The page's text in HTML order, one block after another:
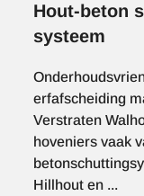
Hout-beton
systeem
erfafscheiding
Verstraten
hoveniers vaak
Hillhout en ...